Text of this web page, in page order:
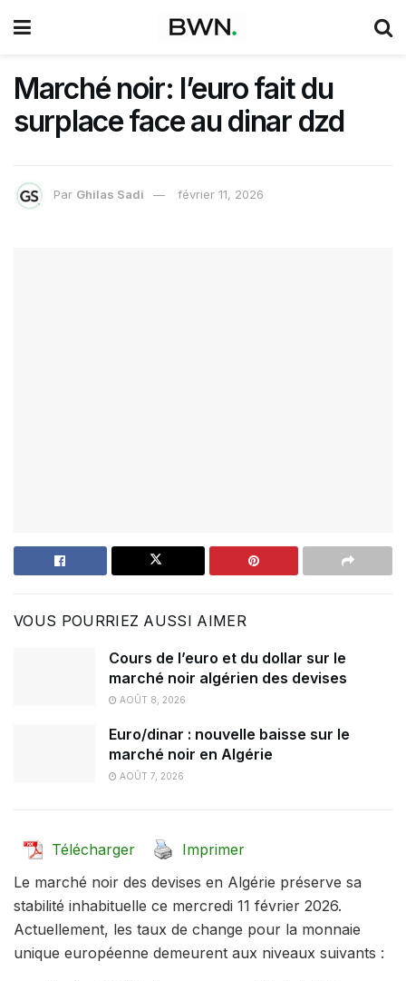
Marché noir: l’euro fait du
surplace face au dinar dzd
Par Ghilas Sadi février 11, 2026
VOUS POURRIEZ AUSSI AIMER
Cours de l’euro et du dollar sur le
marché noir algérien des devises
AOÛT 8, 2026
Euro/dinar : nouvelle baisse sur le
marché noir en Algérie
AOÛT 7, 2026
Télécharger
Imprimer
Le marché noir des devises en Algérie préserve sa
stabilité inhabituelle ce mercredi 11 février 2026.
Actuellement, les taux de change pour la monnaie
unique européenne demeurent aux niveaux suivants :